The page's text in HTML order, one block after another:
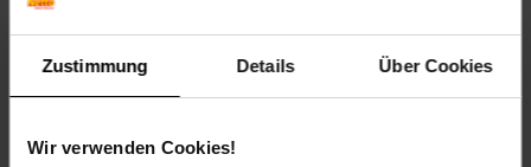
Zustimmung Details Über Cookies
Wir verwenden Cookies!
Artikelnummer: 2910310000
EAN: 4053846426646
Artikel gehört zur Kategorie: